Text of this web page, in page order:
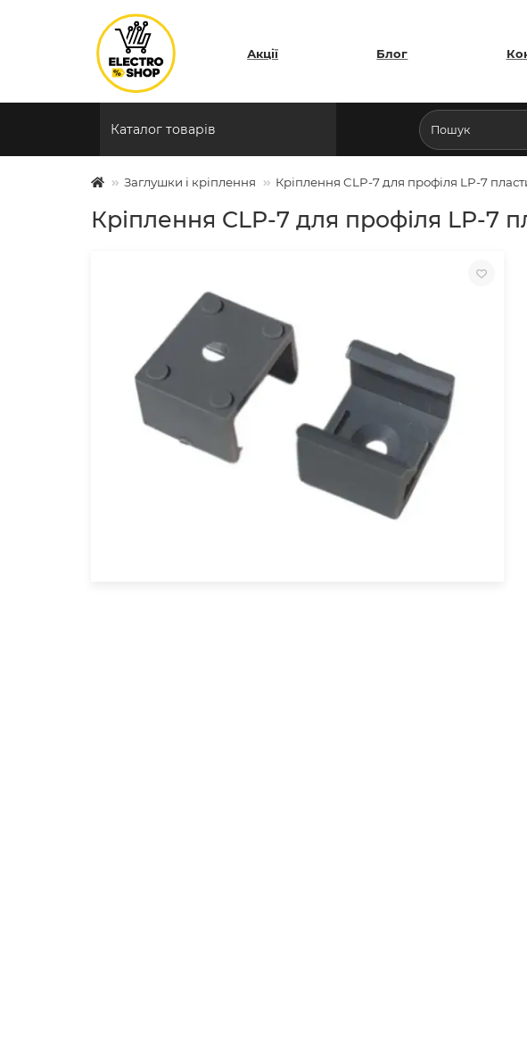
Акції Блог
Каталог товарів
Заглушки і кріплення Кріплення CLP-7 для профіля LP-7
Кріплення CLP-7 для профіля LP-7